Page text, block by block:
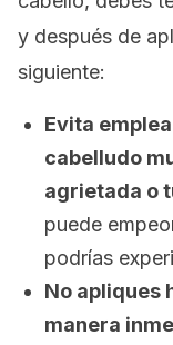
y después de
siguiente:
Evita
cabelludo
agrietada o
puede
podrías
No apliques
manera